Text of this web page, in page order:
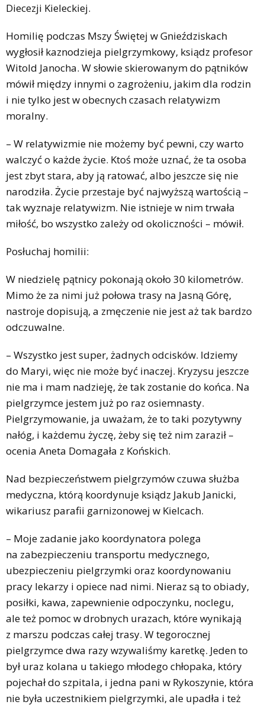
Diecezji Kieleckiej.
Homilię podczas Mszy Świętej w Gnieździskach
wygłosił kaznodzieja pielgrzymkowy, ksiądz profesor
Witold Janocha. W słowie skierowanym do pątników
mówił między innymi o zagrożeniu, jakim dla rodzin
i nie tylko jest w obecnych czasach relatywizm
moralny.
– W relatywizmie nie możemy być pewni, czy warto
walczyć o każde życie. Ktoś może uznać, że ta osoba
jest zbyt stara, aby ją ratować, albo jeszcze się nie
narodziła. Życie przestaje być najwyższą wartością –
tak wyznaje relatywizm. Nie istnieje w nim trwała
miłość, bo wszystko zależy od okoliczności – mówił.
Posłuchaj homilii:
W niedzielę pątnicy pokonają około 30 kilometrów.
Mimo że za nimi już połowa trasy na Jasną Górę,
nastroje dopisują, a zmęczenie nie jest aż tak bardzo
odczuwalne.
– Wszystko jest super, żadnych odcisków. Idziemy
do Maryi, więc nie może być inaczej. Kryzysu jeszcze
nie ma i mam nadzieję, że tak zostanie do końca. Na
pielgrzymce jestem już po raz osiemnasty.
Pielgrzymowanie, ja uważam, że to taki pozytywny
nałóg, i każdemu życzę, żeby się też nim zaraził –
ocenia Aneta Domagała z Końskich.
Nad bezpieczeństwem pielgrzymów czuwa służba
medyczna, którą koordynuje ksiądz Jakub Janicki,
wikariusz parafii garnizonowej w Kielcach.
– Moje zadanie jako koordynatora polega
na zabezpieczeniu transportu medycznego,
ubezpieczeniu pielgrzymki oraz koordynowaniu
pracy lekarzy i opiece nad nimi. Nieraz są to obiady,
posiłki, kawa, zapewnienie odpoczynku, noclegu,
ale też pomoc w drobnych urazach, które wynikają
z marszu podczas całej trasy. W tegorocznej
pielgrzymce dwa razy wzywaliśmy karetkę. Jeden to
był uraz kolana u takiego młodego chłopaka, który
pojechał do szpitala, i jedna pani w Rykoszynie, która
nie była uczestnikiem pielgrzymki, ale upadła i też